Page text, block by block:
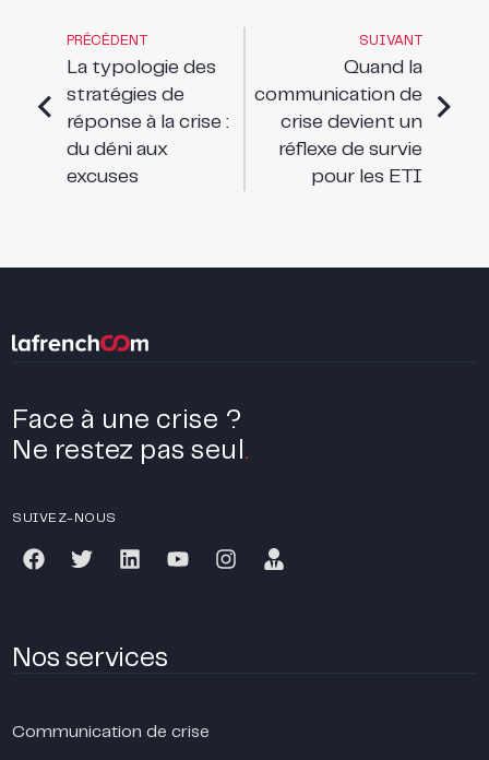
PRÉCÉDENT
La typologie des
stratégies de
réponse à la crise :
du déni aux
excuses
SUIVANT
Quand la
communication de
crise devient un
réflexe de survie
pour les ETI
Face à une crise ?
Ne restez pas seul .
SUIVEZ-NOUS
Nos services
Communication de crise